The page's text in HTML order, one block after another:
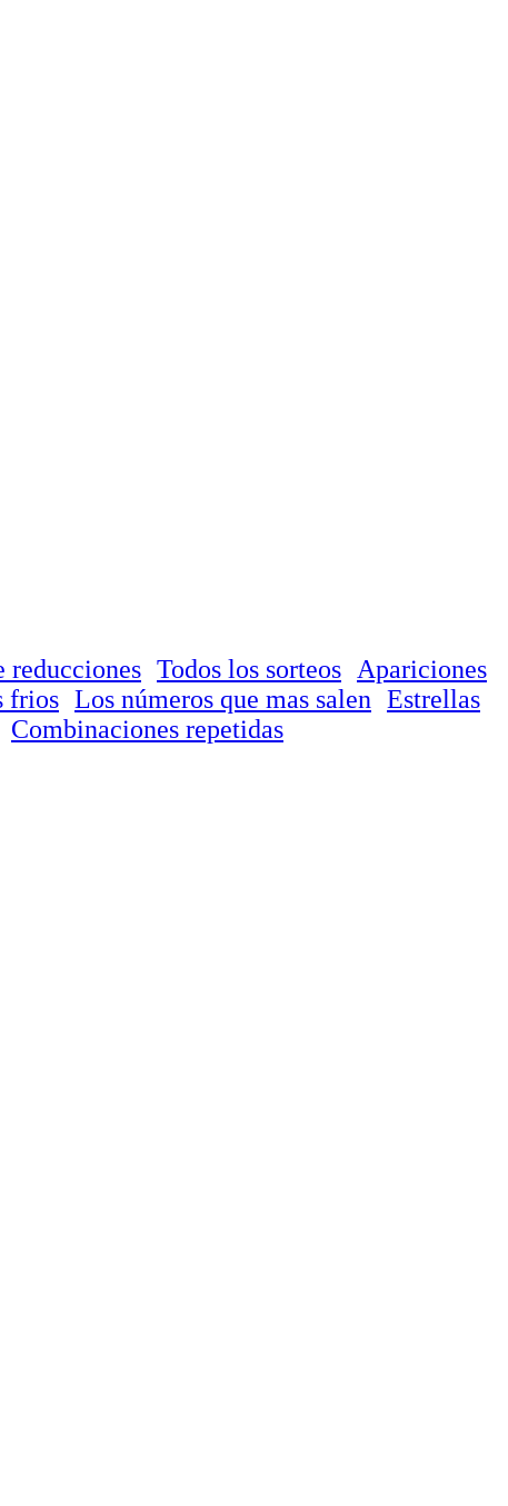
reducciones Todos los sorteos
Apariciones
frios Los números que mas salen Estrellas
Combinaciones repetidas